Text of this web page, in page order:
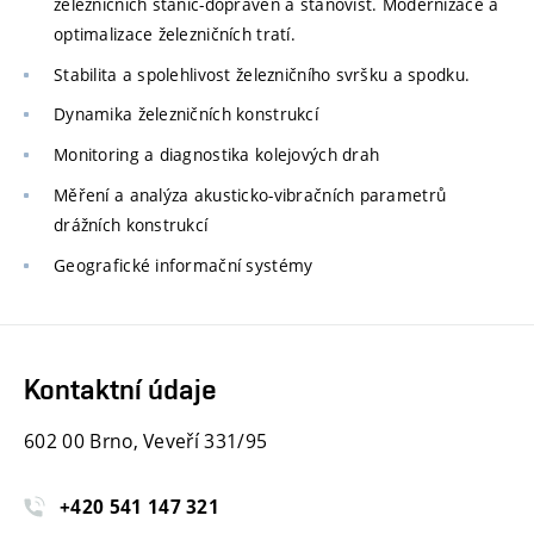
optimalizace železničních tratí.
Stabilita a spolehlivost železničního svršku a spodku.
Dynamika železničních konstrukcí
Monitoring a diagnostika kolejových drah
Měření a analýza akusticko-vibračních parametrů
drážních konstrukcí
Geografické informační systémy
Kontaktní údaje
602 00 Brno, Veveří 331/95
+420 541 147321